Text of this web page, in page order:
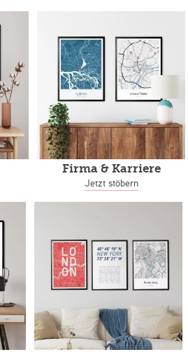
Firma & Karriere
Jetzt stöbern